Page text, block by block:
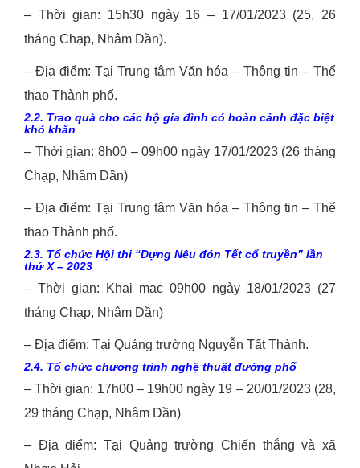
– Thời gian: 15h30 ngày 16 – 17/01/2023 (25, 26
tháng Chạp, Nhâm Dần).
– Địa điểm: Tại Trung tâm Văn hóa – Thông tin – Thể
thao Thành phố.
2.2. Trao quà cho các hộ gia đình có hoàn cảnh đặc biệt
khó khăn
– Thời gian: 8h00 – 09h00 ngày 17/01/2023 (26 tháng
Chạp, Nhâm Dần)
– Địa điểm: Tại Trung tâm Văn hóa – Thông tin – Thể
thao Thành phố.
2.3. Tổ chức Hội thi “Dựng Nêu đón Tết cổ truyền” lần
thứ X – 2023
– Thời gian: Khai mạc 09h00 ngày 18/01/2023 (27
tháng Chạp, Nhâm Dần)
– Địa điểm: Tại Quảng trường Nguyễn Tất Thành.
2.4. Tổ chức chương trình nghệ thuật đường phố
– Thời gian: 17h00 – 19h00 ngày 19 – 20/01/2023 (28,
29 tháng Chạp, Nhâm Dần)
– Địa điểm: Tại Quảng trường Chiến thắng và xã